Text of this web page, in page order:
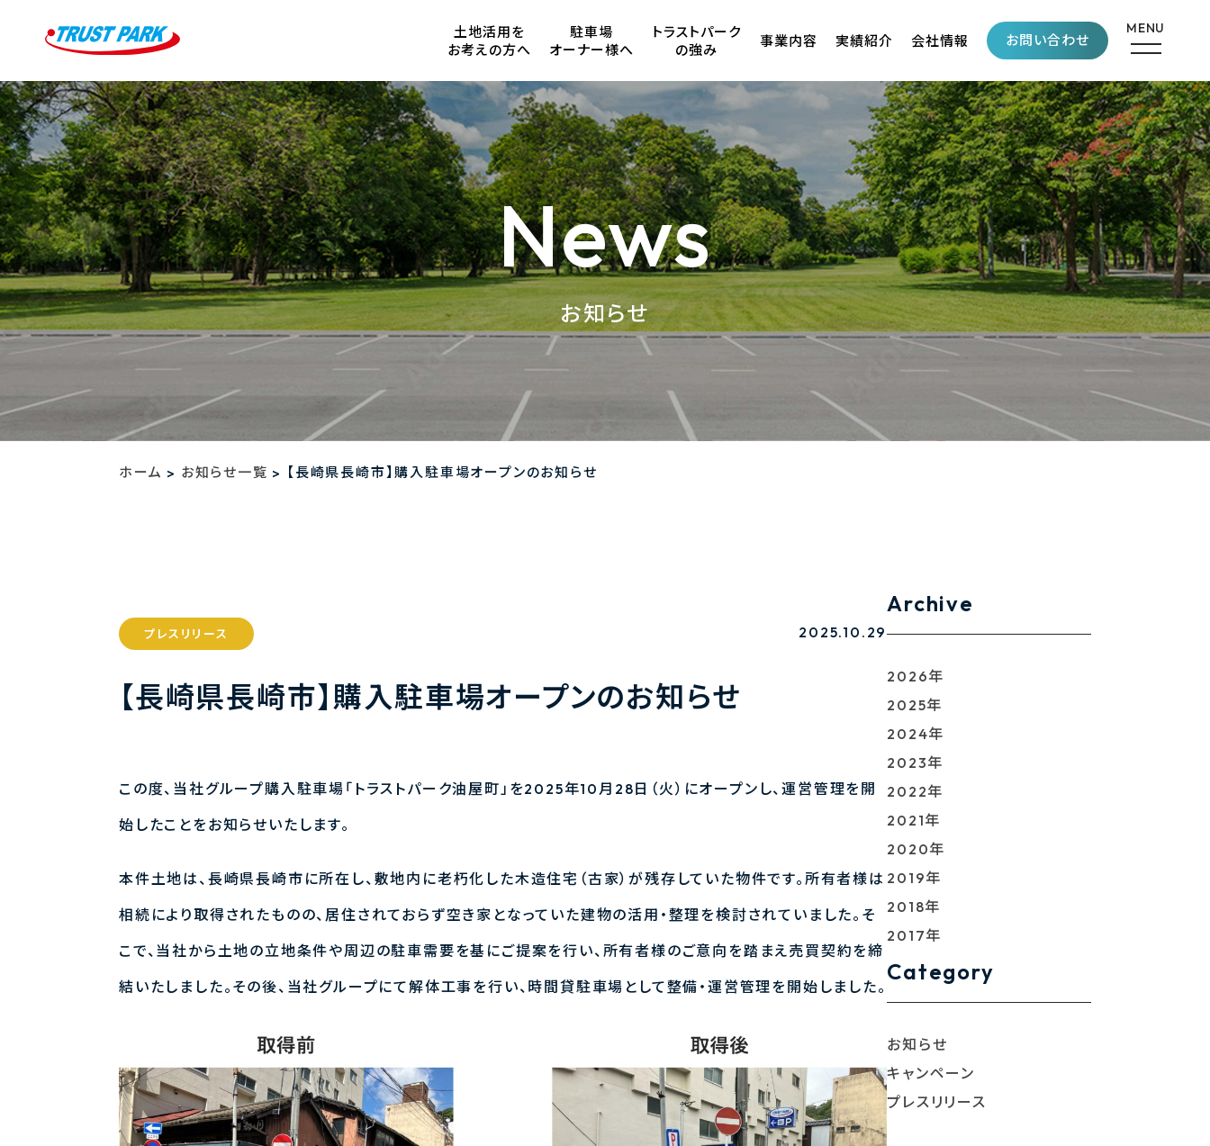
土地活用を
お考えの方へ
駐車場
オーナー様へ
トラストパーク
の強み
事業内容 実績紹介 会社情報 お問い合わせ
News
お知らせ
ホーム > お知らせ一覧 > 【長崎県長崎市】購入駐車場オープンのお知らせ
プレスリリース 2025.10.29
【長崎県長崎市】購入駐車場オープンのお知らせ
この度、当社グループ購入駐車場「トラストパーク油屋町」を2025年10月28日（火）にオープンし、運営管理を開
始したことをお知らせいたします。
本件土地は、長崎県長崎市に所在し、敷地内に老朽化した木造住宅（古家）が残存していた物件です。所有者様は
相続により取得されたものの、居住されておらず空き家となっていた建物の活用・整理を検討されていました。そ
こで、当社から土地の立地条件や周辺の駐車需要を基にご提案を行い、所有者様のご意向を踏まえ売買契約を締
結いたしました。その後、当社グループにて解体工事を行い、時間貸駐車場として整備・運営管理を開始しました。
Archive
2026年
2025年
2024年
2023年
2022年
2021年
2020年
2019年
2018年
2017年
Category
お知らせ
キャンペーン
プレスリリース